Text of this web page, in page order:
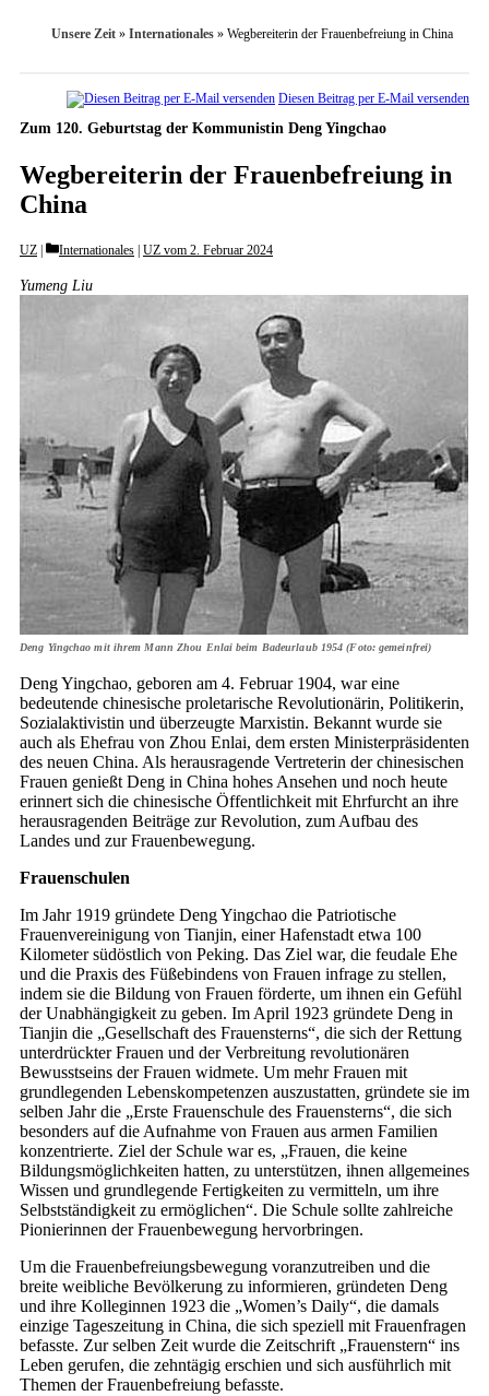
Unsere Zeit » Internationales » Wegbereiterin der Frauenbefreiung in China
Diesen Beitrag per E-Mail versenden
Zum 120. Geburtstag der Kommunistin Deng Yingchao
Wegbereiterin der Frauenbefreiung in
China
UZ Categories
Internationales UZ vom 2. Februar 2024
Yumeng Liu
Deng Yingchao mit ihrem Mann Zhou Enlai beim Badeurlaub 1954 (Foto: gemeinfrei)
Deng Yingchao, geboren am 4. Februar 1904, war eine
bedeutende chinesische proletarische Revolutionärin, Politikerin,
Sozialaktivistin und überzeugte Marxistin. Bekannt wurde sie
auch als Ehefrau von Zhou Enlai, dem ersten Ministerpräsidenten
des neuen China. Als herausragende Vertreterin der chinesischen
Frauen genießt Deng in China hohes Ansehen und noch heute
erinnert sich die chinesische Öffentlichkeit mit Ehrfurcht an ihre
herausragenden Beiträge zur Revolution, zum Aufbau des
Landes und zur Frauenbewegung.
Frauenschulen
Im Jahr 1919 gründete Deng Yingchao die Patriotische
Frauenvereinigung von Tianjin, einer Hafenstadt etwa 100
Kilometer südöstlich von Peking. Das Ziel war, die feudale Ehe
und die Praxis des Füßebindens von Frauen infrage zu stellen,
indem sie die Bildung von Frauen förderte, um ihnen ein Gefühl
der Unabhängigkeit zu geben. Im April 1923 gründete Deng in
Tianjin die „Gesellschaft des Frauensterns“, die sich der Rettung
unterdrückter Frauen und der Verbreitung revolutionären
Bewusstseins der Frauen widmete. Um mehr Frauen mit
grundlegenden Lebenskompetenzen auszustatten, gründete sie im
selben Jahr die „Erste Frauenschule des Frauensterns“, die sich
besonders auf die Aufnahme von Frauen aus armen Familien
konzentrierte. Ziel der Schule war es, „Frauen, die keine
Bildungsmöglichkeiten hatten, zu unterstützen, ihnen allgemeines
Wissen und grundlegende Fertigkeiten zu vermitteln, um ihre
Selbstständigkeit zu ermöglichen“. Die Schule sollte zahlreiche
Pionierinnen der Frauenbewegung hervorbringen.
Um die Frauenbefreiungsbewegung voranzutreiben und die
breite weibliche Bevölkerung zu informieren, gründeten Deng
und ihre Kolleginnen 1923 die „Women’s Daily“, die damals
einzige Tageszeitung in China, die sich speziell mit Frauenfragen
befasste. Zur selben Zeit wurde die Zeitschrift „Frauenstern“ ins
Leben gerufen, die zehntägig erschien und sich ausführlich mit
Themen der Frauenbefreiung befasste.